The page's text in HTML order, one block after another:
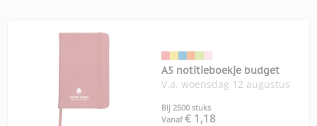
A5 notitieboekje budget
V.a. woensdag 12 augustus
Bij 2500 stuks
Vanaf € 1,18